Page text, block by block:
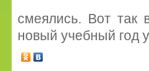
смеялись. Вот так
новый учебный год